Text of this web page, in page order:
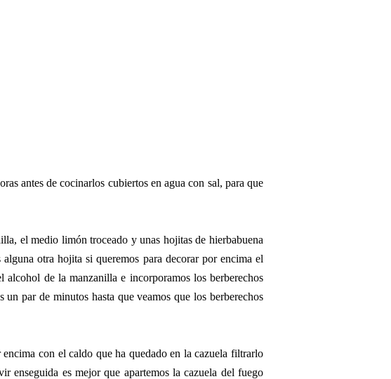
antes de cocinarlos cubiertos en agua con sal, para que
el medio limón troceado y unas hojitas de hierbabuena
otra hojita si queremos para decorar por encima el
de la manzanilla e incorporamos los berberechos
par de minutos hasta que veamos que los berberechos
con el caldo que ha quedado en la cazuela filtrarlo
enseguida es mejor que apartemos la cazuela del fuego